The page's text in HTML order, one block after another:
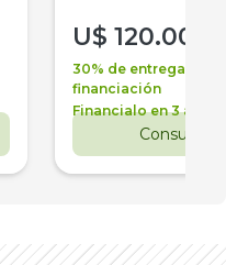
U$ 120.000
30% de entrega +
financiación
Financialo en 3 años
Consultar